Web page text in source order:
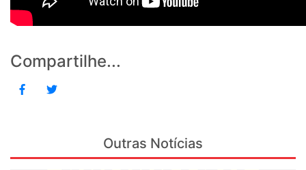
Compartilhe...
Outras Notícias